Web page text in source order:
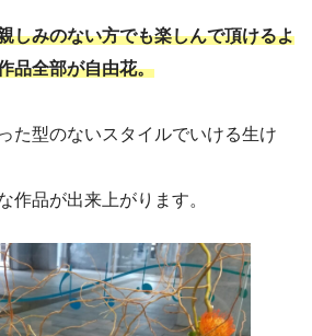
しみのない方でも楽しんで頂けるよ
品全部が自由花。
た型のないスタイルでいける生け
作品が出来上がります。